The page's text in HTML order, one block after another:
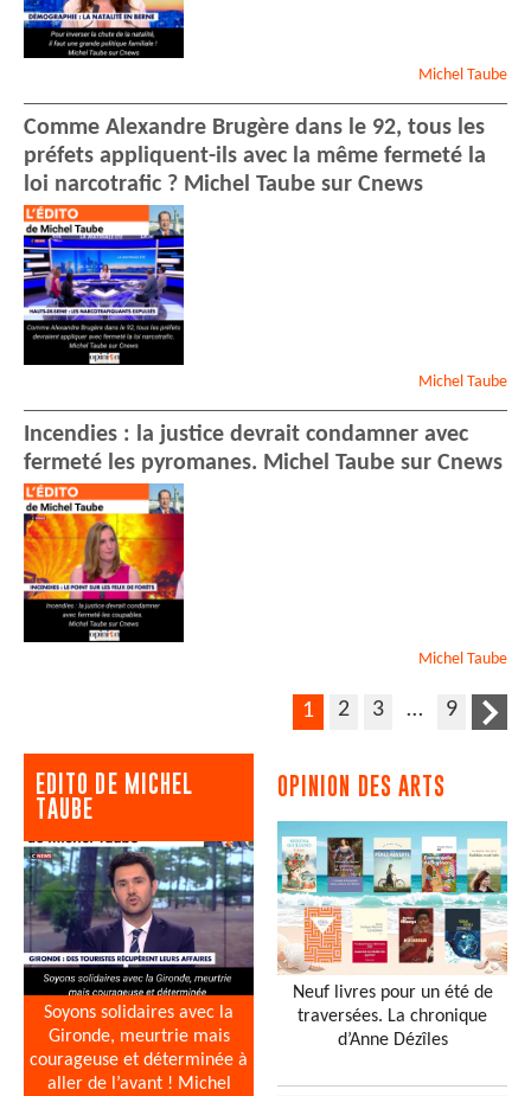
Michel Taube
Comme Alexandre Brugère dans le 92, tous les
préfets appliquent-ils avec la même fermeté la
loi narcotrafic ? Michel Taube sur Cnews
Michel Taube
Incendies : la justice devrait condamner avec
fermeté les pyromanes. Michel Taube sur Cnews
Michel Taube
1 2 3 … 9
EDITO DE MICHEL
TAUBE
Soyons solidaires avec la
Gironde, meurtrie mais
courageuse et déterminée à
aller de l’avant ! Michel
OPINION DES ARTS
Neuf livres pour un été de
traversées. La chronique
d’Anne Dézîles